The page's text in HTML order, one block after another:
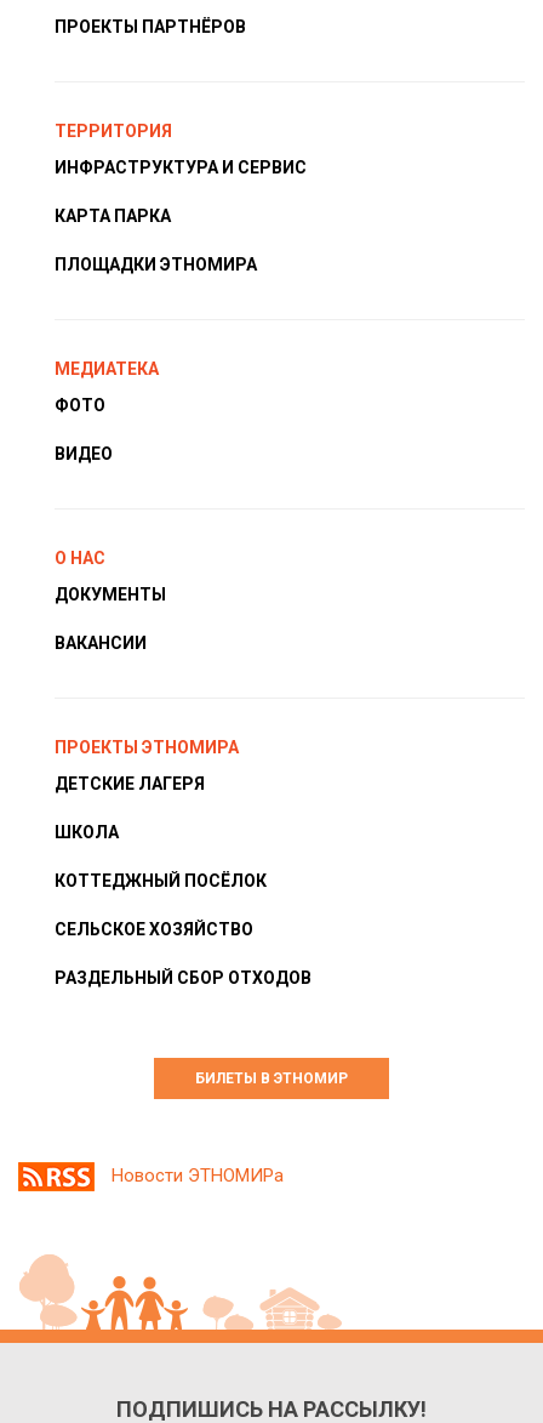
ПРОЕКТЫ ПАРТНЁРОВ
ТЕРРИТОРИЯ
ИНФРАСТРУКТУРА И СЕРВИС
КАРТА ПАРКА
ПЛОЩАДКИ ЭТНОМИРА
МЕДИАТЕКА
ФОТО
ВИДЕО
О НАС
ДОКУМЕНТЫ
ВАКАНСИИ
ПРОЕКТЫ ЭТНОМИРА
ДЕТСКИЕ ЛАГЕРЯ
ШКОЛА
КОТТЕДЖНЫЙ ПОСЁЛОК
СЕЛЬСКОЕ ХОЗЯЙСТВО
РАЗДЕЛЬНЫЙ СБОР ОТХОДОВ
БИЛЕТЫ В ЭТНОМИР
Новости ЭТНОМИРа
ПОДПИШИСЬ НА РАССЫЛКУ!